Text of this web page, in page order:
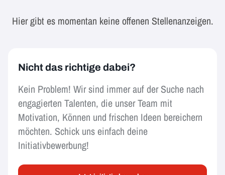
Hier gibt es momentan keine offenen Stellenanzeigen.
Nicht das richtige dabei?
Kein Problem! Wir sind immer auf der Suche nach
engagierten Talenten, die unser Team mit
Motivation, Können und frischen Ideen bereichern
möchten. Schick uns einfach deine
Initiativbewerbung!